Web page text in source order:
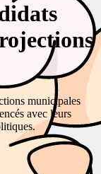
municipales
avec leurs